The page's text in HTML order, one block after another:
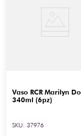
Vaso RCR Marilyn
340ml (6pz)
SKU: 37976